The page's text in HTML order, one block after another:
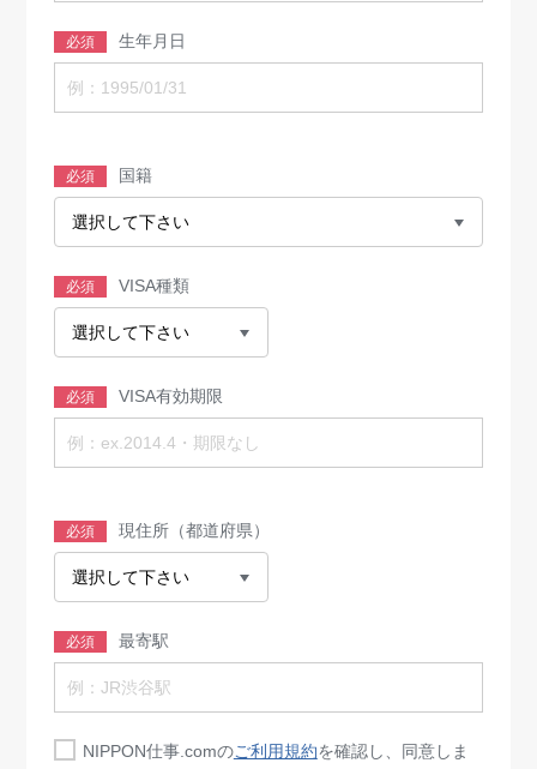
必須 生年月日
必須 国籍
必須 VISA種類
必須 VISA有効期限
必須 現住所（都道府県）
必須 最寄駅
NIPPON仕事.comのご利用規約を確認し、同意しま